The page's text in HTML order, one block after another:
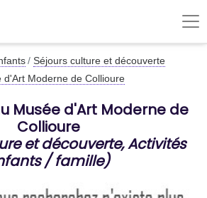
Séjours culture et découverte
d'Art Moderne de Collioure
Musée d'Art Moderne de
Collioure
et découverte, Activités
/ famille)